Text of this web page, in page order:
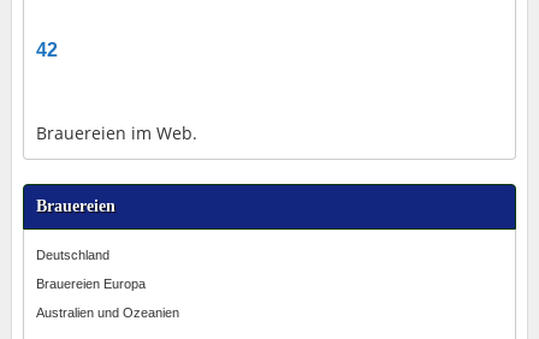
42
Brauereien im Web.
Brauereien
Deutschland
Brauereien Europa
Australien und Ozeanien